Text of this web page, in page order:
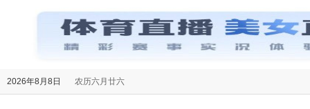
2026年8月8日 农历六月廿六